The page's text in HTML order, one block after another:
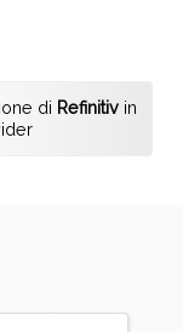
di Refinitiv in